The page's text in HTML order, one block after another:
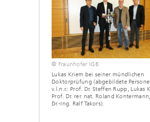
© Fraunhofer IGB
Lukas Kriem bei seiner mündlichen
Doktorprüfung (abgebildete
v.l.n.r.: Prof. Dr. Steffen Rupp, Lukas
Prof. Dr. rer. nat. Roland
Dr.-Ing. Ralf Takors).